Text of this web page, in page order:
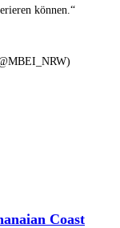
können.“
Coast